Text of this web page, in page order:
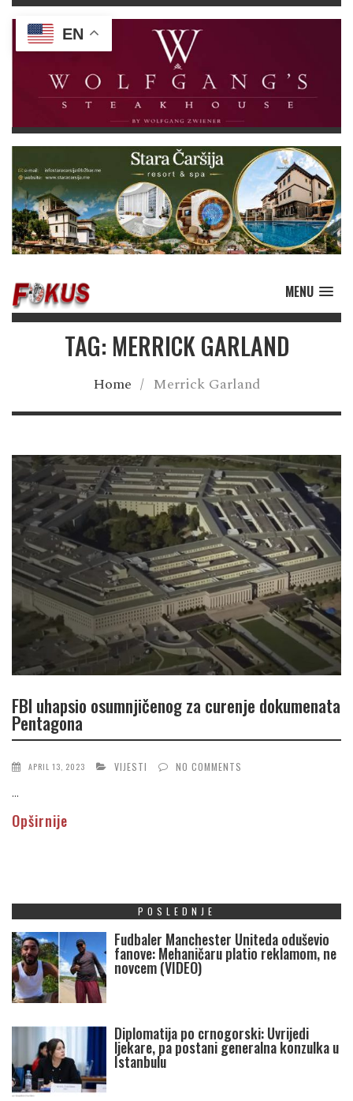
MENU
TAG: MERRICK GARLAND
Home / Merrick Garland
FBI uhapsio osumnjičenog za curenje dokumenata
Pentagona
APRIL 13, 2023 VIJESTI NO COMMENTS
...
Opširnije
POSLEDNJE
Fudbaler Manchester Uniteda oduševio
fanove: Mehaničaru platio reklamom, ne
novcem (VIDEO)
Diplomatija po crnogorski: Uvrijedi
ljekare, pa postani generalna konzulka u
Istanbulu
EN